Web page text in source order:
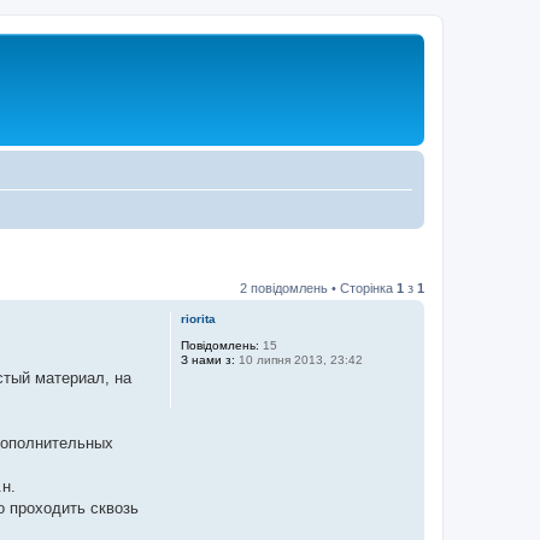
2 повідомлень • Сторінка 1 з 1
riorita
Повідомлень: 15
З нами з: 10 липня 2013, 23:42
материал, на
сквозь